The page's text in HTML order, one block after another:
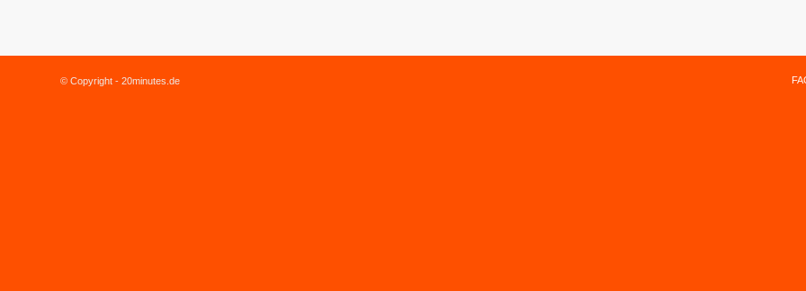
© Copyright - 20minutes.de